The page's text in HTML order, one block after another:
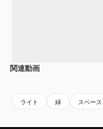
関連動画
ライト 緑 スペース